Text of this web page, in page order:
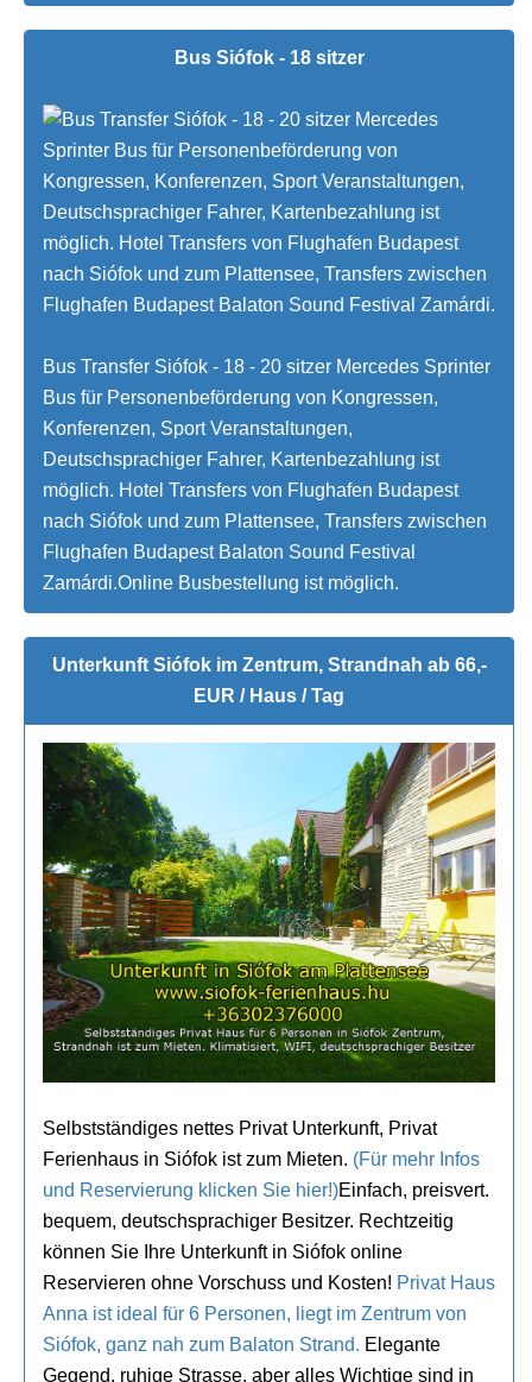
Bus Siófok - 18 sitzer
Bus Transfer Siófok - 18 - 20 sitzer Mercedes Sprinter
Bus für Personenbeförderung von Kongressen,
Konferenzen, Sport Veranstaltungen,
Deutschsprachiger Fahrer, Kartenbezahlung ist
möglich. Hotel Transfers von Flughafen Budapest
nach Siófok und zum Plattensee, Transfers zwischen
Flughafen Budapest Balaton Sound Festival
Zamárdi.Online Busbestellung ist möglich.
Unterkunft Siófok im Zentrum, Strandnah ab 66,-
EUR / Haus / Tag
Selbstständiges nettes Privat Unterkunft, Privat
Ferienhaus in Siófok ist zum Mieten. (Für mehr Infos
und Reservierung klicken Sie hier!)Einfach, preisvert.
bequem, deutschsprachiger Besitzer. Rechtzeitig
können Sie Ihre Unterkunft in Siófok online
Reservieren ohne Vorschuss und Kosten! Privat Haus
Anna ist ideal für 6 Personen, liegt im Zentrum von
Siófok, ganz nah zum Balaton Strand. Elegante
Gegend, ruhige Strasse, aber alles Wichtige sind in